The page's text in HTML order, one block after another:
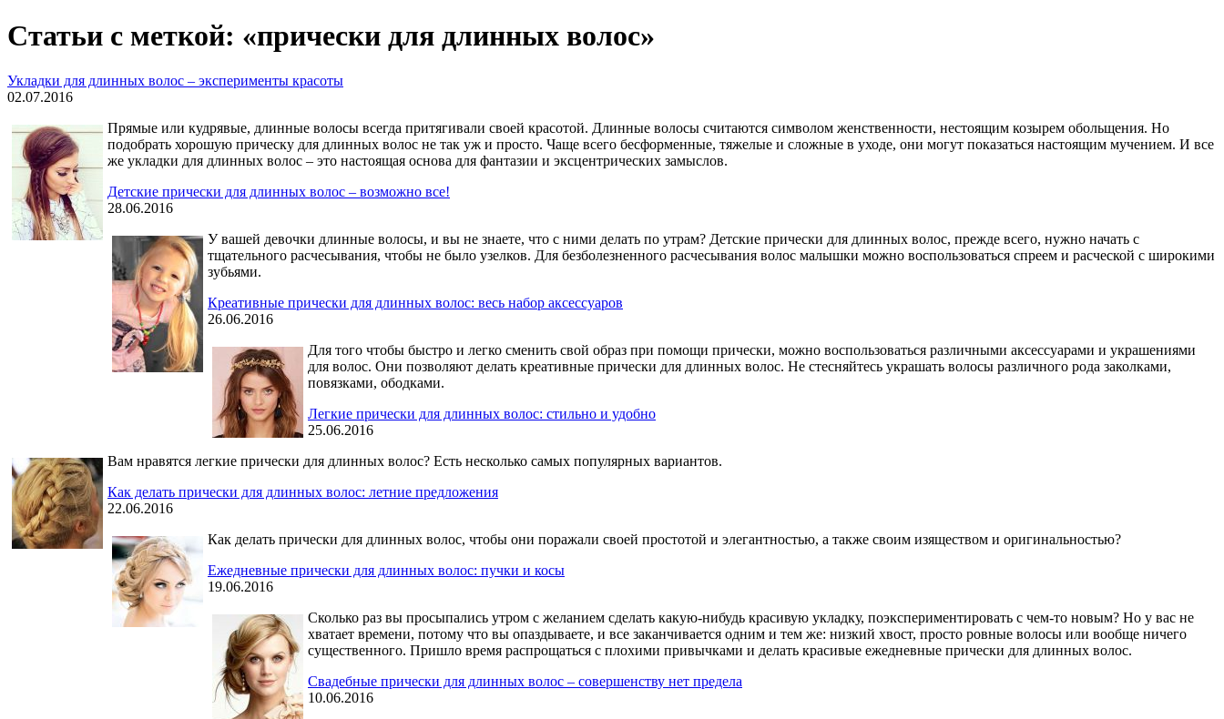
Статьи с меткой: «прически для длинных волос»
Укладки для длинных волос – эксперименты красоты
02.07.2016
Прямые или кудрявые, длинные волосы всегда притягивали своей красотой. Длинные волосы считаются символом женственности, нестоящим козырем обольщения. Но
подобрать хорошую прическу для длинных волос не так уж и просто. Чаще всего бесформенные, тяжелые и сложные в уходе, они могут показаться настоящим мучением. И все
же укладки для длинных волос – это настоящая основа для фантазии и эксцентрических замыслов.
Детские прически для длинных волос – возможно все!
28.06.2016
У вашей девочки длинные волосы, и вы не знаете, что с ними делать по утрам? Детские прически для длинных волос, прежде всего, нужно начать с
тщательного расчесывания, чтобы не было узелков. Для безболезненного расчесывания волос малышки можно воспользоваться спреем и расческой с широкими
зубьями.
Креативные прически для длинных волос: весь набор аксессуаров
26.06.2016
Для того чтобы быстро и легко сменить свой образ при помощи прически, можно воспользоваться различными аксессуарами и украшениями
для волос. Они позволяют делать креативные прически для длинных волос. Не стесняйтесь украшать волосы различного рода заколками,
повязками, ободками.
Легкие прически для длинных волос: стильно и удобно
25.06.2016
Вам нравятся легкие прически для длинных волос? Есть несколько самых популярных вариантов.
Как делать прически для длинных волос: летние предложения
22.06.2016
Как делать прически для длинных волос, чтобы они поражали своей простотой и элегантностью, а также своим изяществом и оригинальностью?
Ежедневные прически для длинных волос: пучки и косы
19.06.2016
Сколько раз вы просыпались утром с желанием сделать какую-нибудь красивую укладку, поэкспериментировать с чем-то новым? Но у вас не
хватает времени, потому что вы опаздываете, и все заканчивается одним и тем же: низкий хвост, просто ровные волосы или вообще ничего
существенного. Пришло время распрощаться с плохими привычками и делать красивые ежедневные прически для длинных волос.
Свадебные прически для длинных волос – совершенству нет предела
10.06.2016